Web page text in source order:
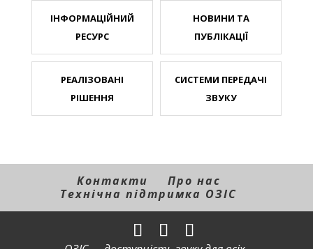
ІНФОРМАЦІЙНИЙ
РЕСУРС
НОВИНИ ТА
ПУБЛІКАЦІЇ
РЕАЛІЗОВАНІ
РІШЕННЯ
СИСТЕМИ ПЕРЕДАЧІ
ЗВУКУ
Контакти
Про нас
Технічна підтримка ОЗІС